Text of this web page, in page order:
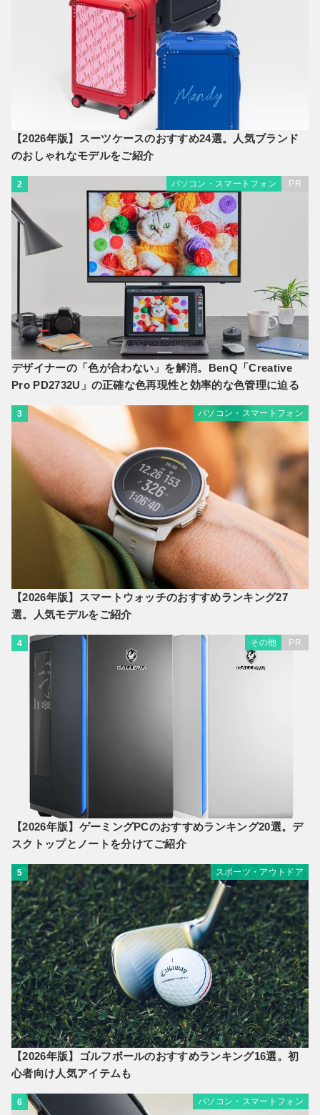
【2026年版】スーツケースのおすすめ24選。人気ブランド
のおしゃれなモデルをご紹介
2 パソコン・スマートフォン PR
デザイナーの「色が合わない」を解消。BenQ「Creative
Pro PD2732U」の正確な色再現性と効率的な色管理に迫る
3 パソコン・スマートフォン
【2026年版】スマートウォッチのおすすめランキング27
選。人気モデルをご紹介
4 その他 PR
【2026年版】ゲーミングPCのおすすめランキング20選。デ
スクトップとノートを分けてご紹介
5 スポーツ・アウトドア
【2026年版】ゴルフボールのおすすめランキング16選。初
心者向け人気アイテムも
6 パソコン・スマートフォン